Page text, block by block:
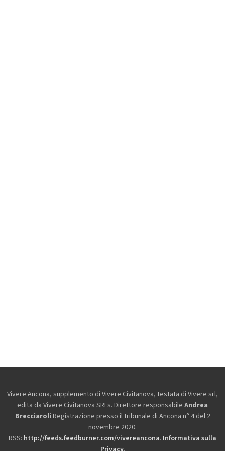
Vivere Ancona, supplemento di Vivere Civitanova, testata di Vivere srl,
edita da Vivere Civitanova SRLs. Direttore responsabile Andrea
Brecciaroli.Registrazione presso il tribunale di Ancona n° 4 del 2
novembre 2020.
RSS: http://feeds.feedburner.com/vivereancona. Informativa sulla